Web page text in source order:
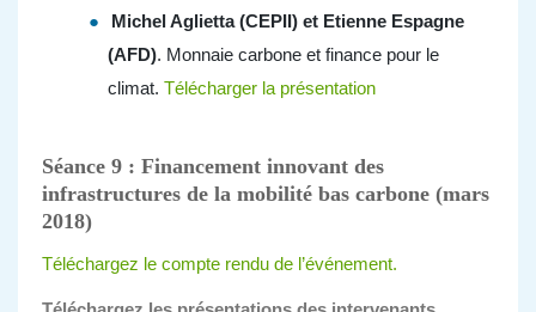
Michel Aglietta (CEPII) et Etienne Espagne
(AFD). Monnaie carbone et finance pour le
climat. Télécharger la présentation
Séance 9 : Financement innovant des
infrastructures de la mobilité bas carbone (mars
2018)
Téléchargez le compte rendu de l’événement.